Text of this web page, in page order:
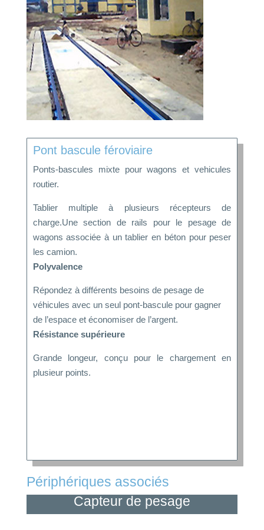
Pont bascule féroviaire
Ponts-bascules mixte pour wagons et vehicules
routier.
Tablier multiple à plusieurs récepteurs de
charge.Une section de rails pour le pesage de
wagons associée à un tablier en béton pour peser
les camion.
Polyvalence
Répondez à différents besoins de pesage de
véhicules avec un seul pont-bascule pour gagner
de l’espace et économiser de l’argent.
Résistance supérieure
Grande longeur, conçu pour le chargement en
plusieur points.
Périphériques associés
Capteur de pesage